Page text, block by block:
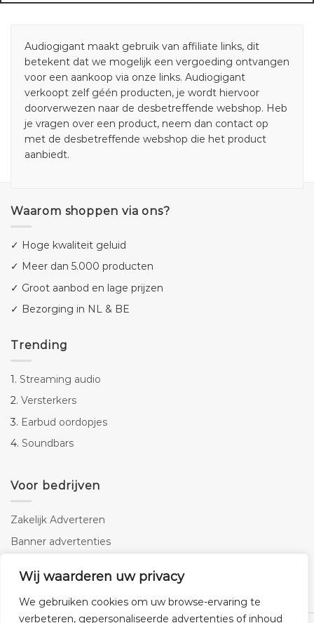
Wij waarderen uw privacy
We gebruiken cookies om uw browse-ervaring te
verbeteren, gepersonaliseerde advertenties of inhoud
Audiogigant maakt gebruik van affiliate links, dit
betekent dat we mogelijk een vergoeding ontvangen
voor een aankoop via onze links. Audiogigant
verkoopt zelf géén producten, je wordt hiervoor
doorverwezen naar de desbetreffende webshop. Heb
je vragen over een product, neem dan contact op
met de desbetreffende webshop die het product
aanbiedt.
Waarom shoppen via ons?
✓ Hoge kwaliteit geluid
✓ Meer dan 5.000 producten
✓ Groot aanbod en lage prijzen
✓ Bezorging in NL & BE
Trending
1. Streaming audio
2. Versterkers
3. Earbud oordopjes
4. Soundbars
Voor bedrijven
Zakelijk Adverteren
Banner advertenties
SEO copywriting